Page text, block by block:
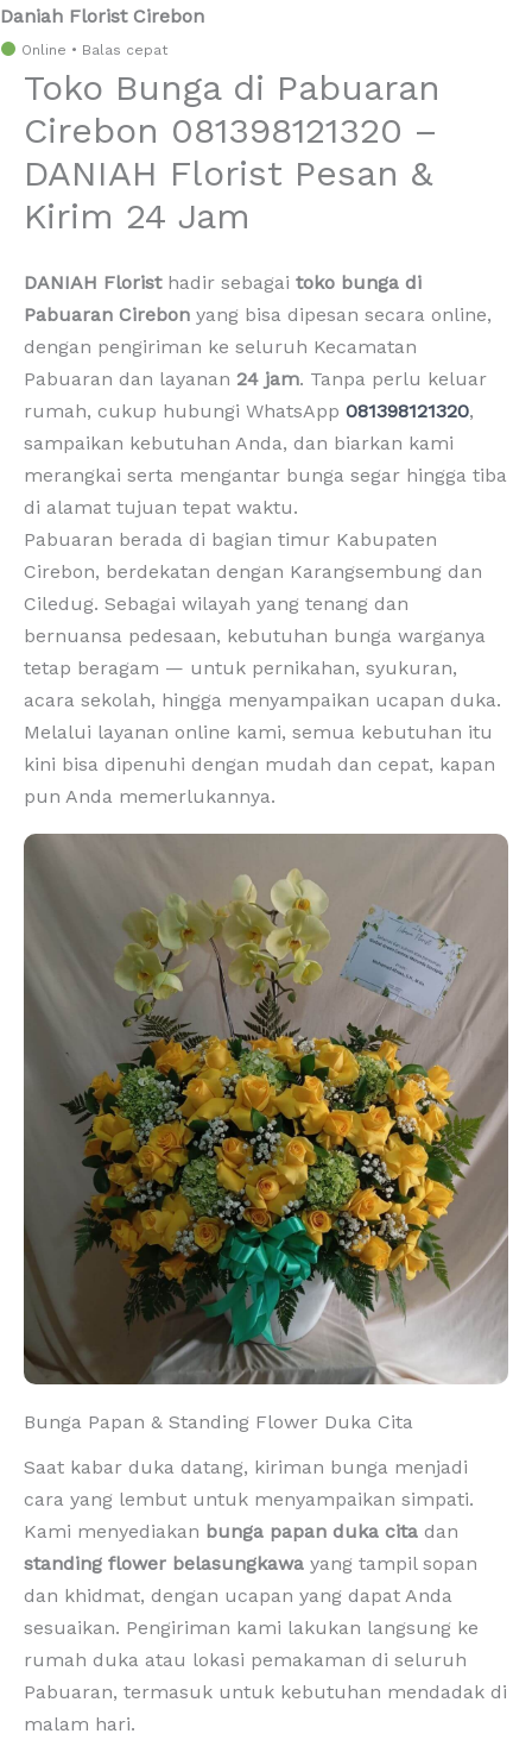
Daniah Florist Cirebon
Online • Balas cepatLewati
ke
konten
Toko Bunga di Pabuaran
Cirebon 081398121320 –
DANIAH Florist Pesan &
Kirim 24 Jam
DANIAH Floristhadir sebagai toko bunga di
Pabuaran Cirebon yang bisa dipesan secara online,
dengan pengiriman ke seluruh Kecamatan
Pabuaran dan layanan 24 jam. Tanpa perlu keluar
rumah, cukup hubungi WhatsApp 081398121320,
sampaikan kebutuhan Anda, dan biarkan kami
merangkai serta mengantar bunga segar hingga tiba
di alamat tujuan tepat waktu.
Pabuaran berada di bagian timur Kabupaten
Cirebon, berdekatan dengan Karangsembung dan
Ciledug. Sebagai wilayah yang tenang dan
bernuansa pedesaan, kebutuhan bunga warganya
tetap beragam — untuk pernikahan, syukuran,
acara sekolah, hingga menyampaikan ucapan duka.
Melalui layanan online kami, semua kebutuhan itu
kini bisa dipenuhi dengan mudah dan cepat, kapan
pun Anda memerlukannya.
Bunga Papan & Standing Flower Duka Cita
Saat kabar duka datang, kiriman bunga menjadi
cara yang lembut untuk menyampaikan simpati.
Kami menyediakan bunga papan duka cita dan
standing flower belasungkawa yang tampil sopan
dan khidmat, dengan ucapan yang dapat Anda
sesuaikan. Pengiriman kami lakukan langsung ke
rumah duka atau lokasi pemakaman di seluruh
Pabuaran, termasuk untuk kebutuhan mendadak di
malam hari.